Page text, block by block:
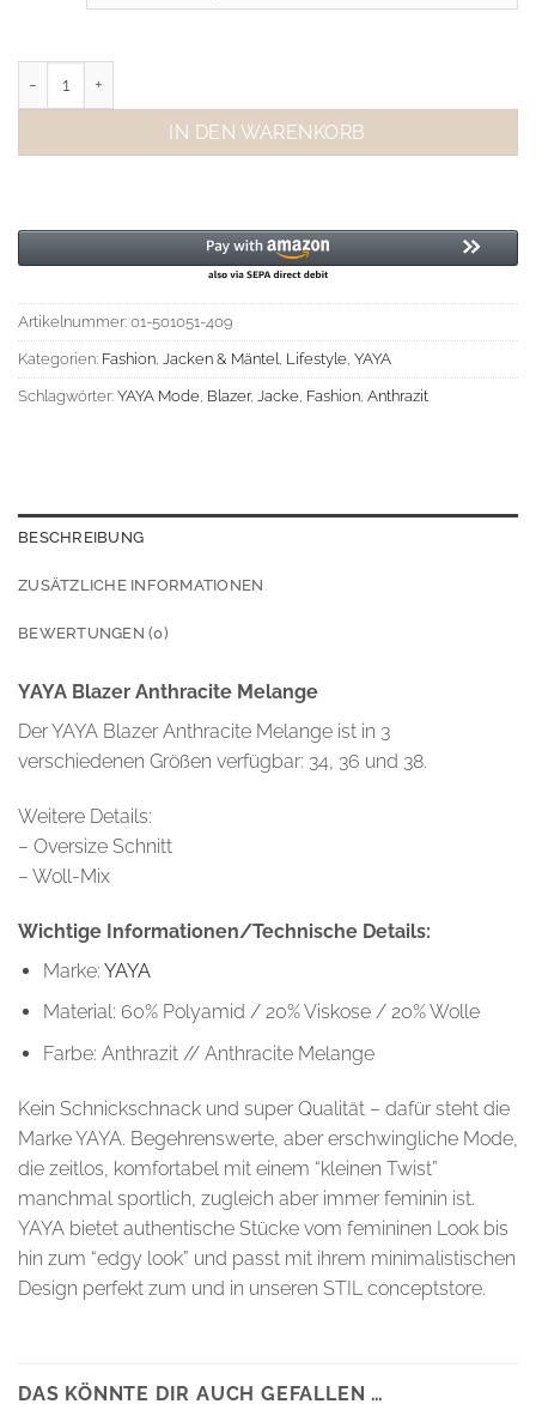
IN DEN WARENKORB
Artikelnummer: 01-501051-409
Kategorien: Fashion, Jacken & Mäntel, Lifestyle, YAYA
Schlagwörter: YAYA Mode, Blazer, Jacke, Fashion, Anthrazit
BESCHREIBUNG
ZUSÄTZLICHE INFORMATIONEN
BEWERTUNGEN (0)
YAYA Blazer Anthracite Melange
Der YAYA Blazer Anthracite Melange ist in 3
verschiedenen Größen verfügbar: 34, 36 und 38.
Weitere Details:
– Oversize Schnitt
– Woll-Mix
Wichtige Informationen/Technische Details:
Marke: YAYA
Material: 60% Polyamid / 20% Viskose / 20% Wolle
Farbe: Anthrazit // Anthracite Melange
Kein Schnickschnack und super Qualität – dafür steht die
Marke YAYA. Begehrenswerte, aber erschwingliche Mode,
die zeitlos, komfortabel mit einem “kleinen Twist”
manchmal sportlich, zugleich aber immer feminin ist.
YAYA bietet authentische Stücke vom femininen Look bis
hin zum “edgy look” und passt mit ihrem minimalistischen
Design perfekt zum und in unseren STIL conceptstore.
DAS KÖNNTE DIR AUCH GEFALLEN …